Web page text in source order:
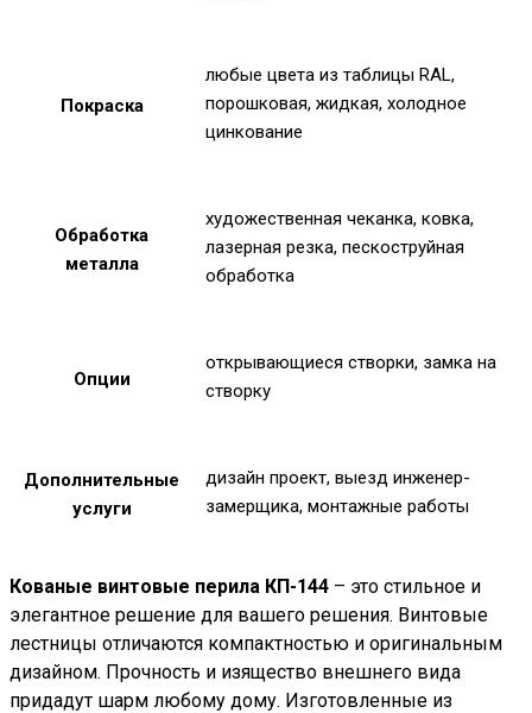
Покраска
любые цвета из таблицы RAL,
порошковая, жидкая, холодное
цинкование
Обработка
металла
художественная чеканка, ковка,
лазерная резка, пескоструйная
обработка
Опции
открывающиеся створки, замка на
створку
Дополнительные
услуги
дизайн проект, выезд инженер-
замерщика, монтажные работы
Кованые винтовые перила КП-144 – это стильное и
элегантное решение для вашего решения. Винтовые
лестницы отличаются компактностью и оригинальным
дизайном. Прочность и изящество внешнего вида
придадут шарм любому дому. Изготовленные из